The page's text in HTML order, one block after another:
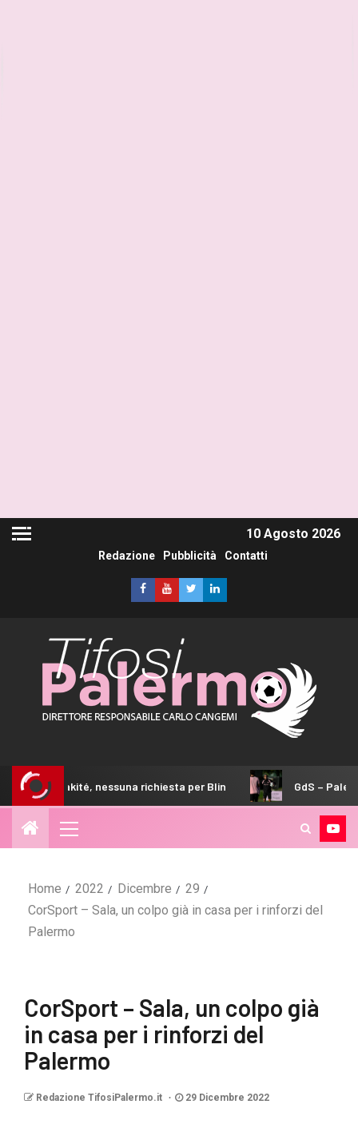
10 Agosto 2026
Redazione Pubblicità Contatti
nessuna richiesta per Blin GdS – Palermo, il 4-2-3-1
Home 2022 Dicembre
29
CorSport – Sala, un colpo già in casa per i rinforzi del
Palermo
CorSport – Sala, un colpo già
in casa per i rinforzi del
Palermo
Redazione TifosiPalermo.it 29 Dicembre 2022